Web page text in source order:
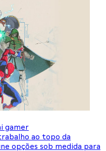
gamer
ao topo da
opções sob medida para